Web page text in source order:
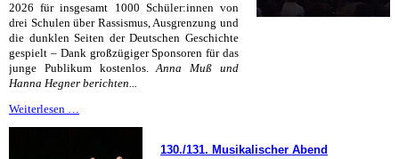
2026 für insgesamt 1000 Schüler:innen von
drei Schulen über Rassismus, Ausgrenzung und
die dunklen Seiten der Deutschen Geschichte
gespielt – Dank großzügiger Sponsoren für das
junge Publikum kostenlos.Anna Muß und
Hanna Hegner berichten...
Weiterlesen …
130./131. Musikalischer Abend